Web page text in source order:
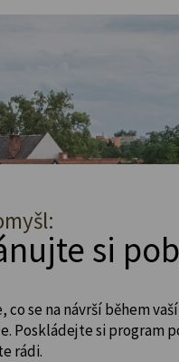
si
co se na návrší během vaší
Poskládejte si program
rádi.